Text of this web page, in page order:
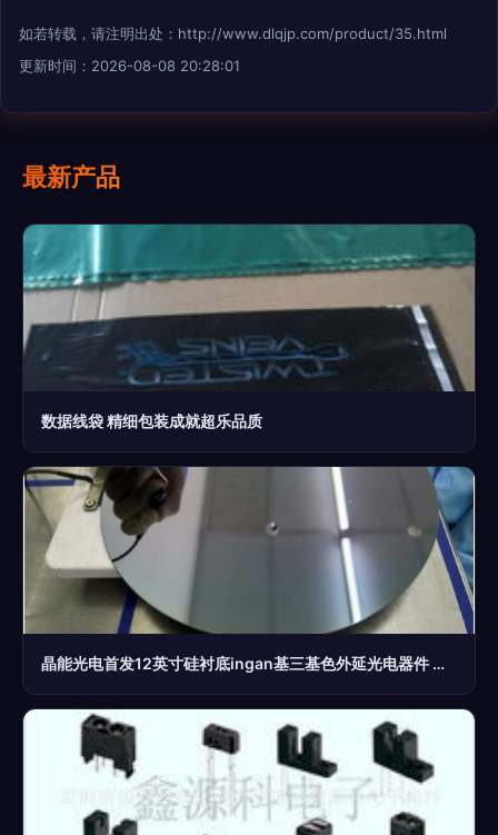
如若转载，请注明出处：http://www.dlqjp.com/product/35.html
更新时间：2026-08-08 20:28:01
最新产品
数据线袋 精细包装成就超乐品质
晶能光电首发12英寸硅衬底ingan基三基色外延光电器件 照明与显示革命的里程碑